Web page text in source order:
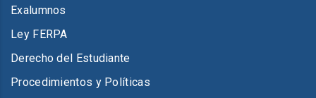
Exalumnos
Ley FERPA
Derecho del Estudiante
Procedimientos y Políticas